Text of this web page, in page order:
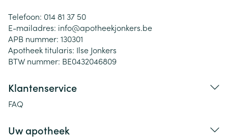
Telefoon: 014 81 37 50
E-mailadres: info@apotheekjonkers.be
APB nummer: 130301
Apotheek titularis: Ilse Jonkers
BTW nummer: BE0432046809
Klantenservice
FAQ
Uw apotheek